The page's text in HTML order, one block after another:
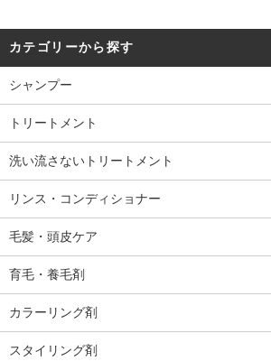
カテゴリーから探す
シャンプー
トリートメント
洗い流さないトリートメント
リンス・コンディショナー
毛髪・頭皮ケア
育毛・養毛剤
カラーリング剤
スタイリング剤